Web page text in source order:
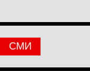
СМИ